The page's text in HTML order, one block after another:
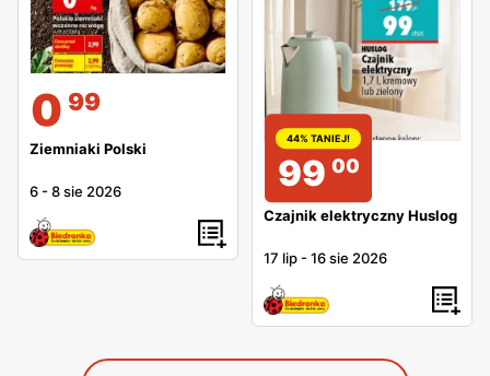
0 99
Ziemniaki Polski
6 -8 sie 2026
44% TANIEJ!
99 00
Czajnik elektryczny Huslog
17 lip -16 sie 2026